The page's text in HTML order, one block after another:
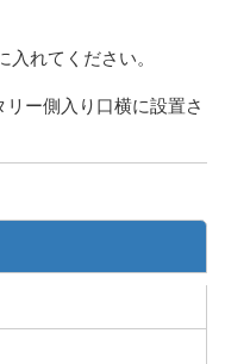
れてください。
ー側入り口横に設置さ